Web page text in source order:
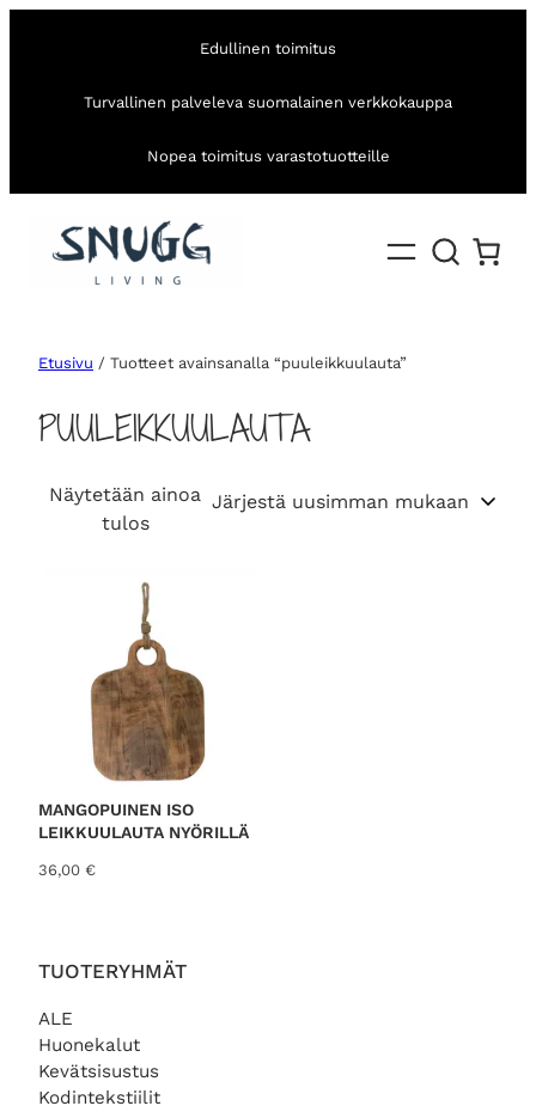
Edullinen toimitus
Turvallinen palveleva suomalainen verkkokauppa
Nopea toimitus varastotuotteille
TUOTERYHMÄT
ALE
Huonekalut
Kevätsisustus
Kodintekstiilit
Etusivu / Tuotteet avainsanalla “puuleikkuulauta”
PUULEIKKUULAUTA
Näytetään ainoa
tulos
MANGOPUINEN ISO
LEIKKUULAUTA NYÖRILLÄ
36,00 €